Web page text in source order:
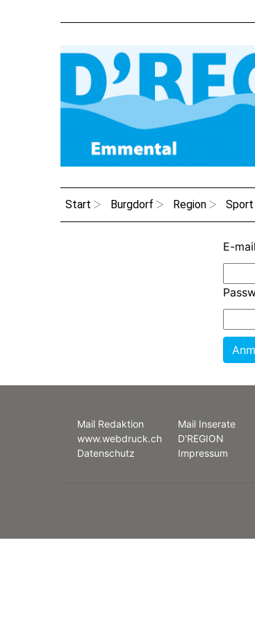
Start Burgdorf Region Sport
E-mail
Mail Redaktion
www.webdruck.ch
Datenschutz
Mail Inserate
D'REGION
Impressum